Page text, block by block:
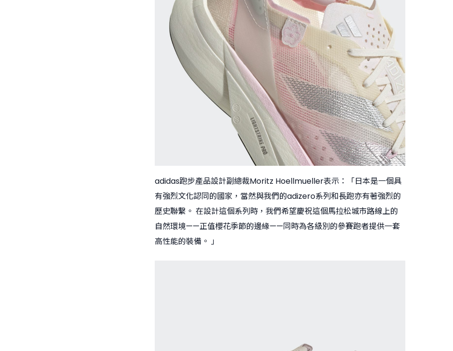
adidas跑步產品設計副總裁Moritz Hoellmueller表示：「日本是一個具
有強烈文化認同的國家，當然與我們的adizero系列和長跑亦有著強烈的
歷史聯繫。 在設計這個系列時，我們希望慶祝這個馬拉松城市路線上的
自然環境——正值櫻花季節的邊緣——同時為各級別的參賽跑者提供一套
高性能的裝備。 」